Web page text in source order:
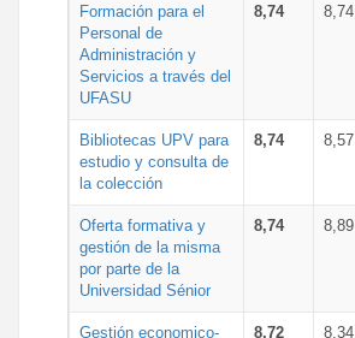
Formación para el
Personal de
Administración y
Servicios a través del
UFASU
8,74 8,74
Bibliotecas UPV para
estudio y consulta de
la colección
8,74 8,57
Oferta formativa y
gestión de la misma
por parte de la
Universidad Sénior
8,74 8,89
Gestión economico- 8,72 8,34